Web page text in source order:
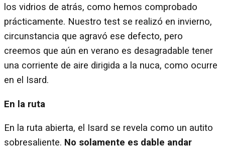
los vidrios de atrás, como hemos comprobado
prácticamente. Nuestro test se realizó en invierno,
circunstancia que agravó ese defecto, pero
creemos que aún en verano es desagradable tener
una corriente de aire dirigida a la nuca, como ocurre
en el Isard.
En la ruta
En la ruta abierta, el Isard se revela como un autito
sobresaliente. No solamente es dable andar